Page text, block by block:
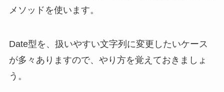
メソッドを使います。
Date型を、扱いやすい文字列に変更したいケース
が多々ありますので、やり方を覚えておきましょ
う。